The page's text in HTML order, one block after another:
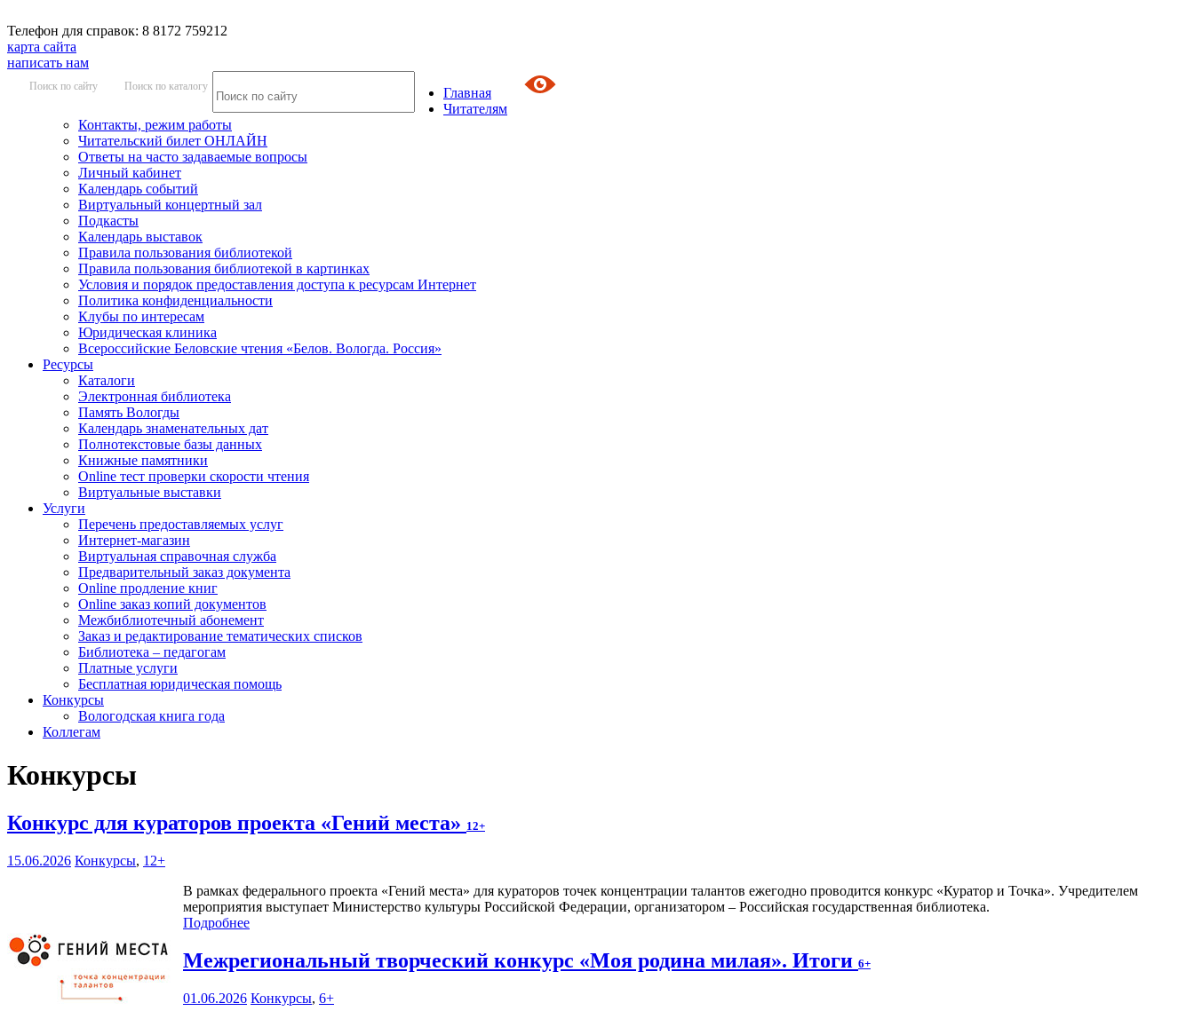
Телефон для справок: 8 8172 759212
карта сайта
написать нам
Поиск по сайту Поиск по каталогу
Главная
Читателям
Контакты, режим работы
Читательский билет ОНЛАЙН
Ответы на часто задаваемые вопросы
Личный кабинет
Календарь событий
Виртуальный концертный зал
Подкасты
Календарь выставок
Правила пользования библиотекой
Правила пользования библиотекой в картинках
Условия и порядок предоставления доступа к ресурсам Интернет
Политика конфиденциальности
Клубы по интересам
Юридическая клиника
Всероссийские Беловские чтения «Белов. Вологда. Россия»
Ресурсы
Каталоги
Электронная библиотека
Память Вологды
Календарь знаменательных дат
Полнотекстовые базы данных
Книжные памятники
Online тест проверки скорости чтения
Виртуальные выставки
Услуги
Перечень предоставляемых услуг
Интернет-магазин
Виртуальная справочная служба
Предварительный заказ документа
Online продление книг
Online заказ копий документов
Межбиблиотечный абонемент
Заказ и редактирование тематических списков
Библиотека – педагогам
Платные услуги
Бесплатная юридическая помощь
Конкурсы
Вологодская книга года
Коллегам
Конкурсы
Конкурс для кураторов проекта «Гений места» 12+
15.06.2026 Конкурсы, 12+
В рамках федерального проекта «Гений места» для кураторов точек концентрации талантов ежегодно проводится конкурс «Куратор и Точка». Учредителем
мероприятия выступает Министерство культуры Российской Федерации, организатором – Российская государственная библиотека.
Подробнее
Межрегиональный творческий конкурс «Моя родина милая». Итоги 6+
01.06.2026 Конкурсы, 6+